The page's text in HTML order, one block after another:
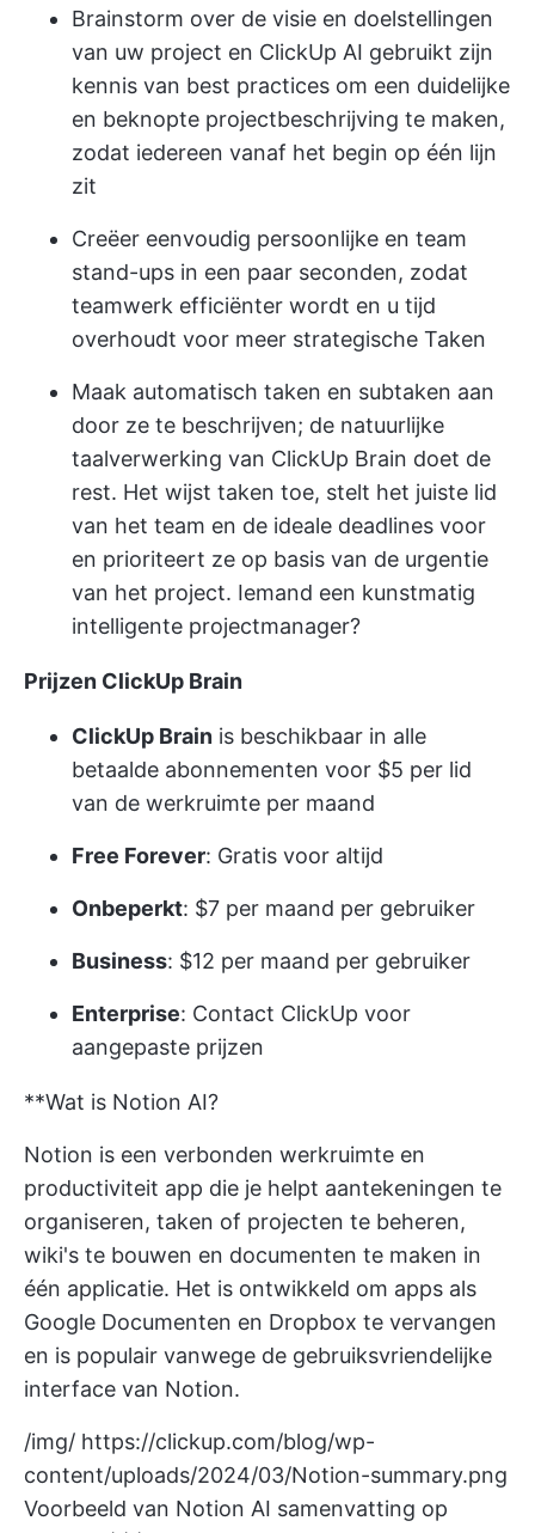
Brainstorm over de visie en doelstellingen
van uw project en ClickUp AI gebruikt zijn
kennis van best practices om een duidelijke
en beknopte projectbeschrijving te maken,
zodat iedereen vanaf het begin op één lijn
zit
Creëer eenvoudig persoonlijke en team
stand-ups in een paar seconden, zodat
teamwerk efficiënter wordt en u tijd
overhoudt voor meer strategische Taken
Maak automatisch taken en subtaken aan
door ze te beschrijven; de natuurlijke
taalverwerking van ClickUp Brain doet de
rest. Het wijst taken toe, stelt het juiste lid
van het team en de ideale deadlines voor
en prioriteert ze op basis van de urgentie
van het project. Iemand een kunstmatig
intelligente projectmanager?
Prijzen ClickUp Brain
ClickUp Brain is beschikbaar in alle
betaalde abonnementen voor $5 per lid
van de werkruimte per maand
Free Forever: Gratis voor altijd
Onbeperkt: $7 per maand per gebruiker
Business: $12 per maand per gebruiker
Enterprise: Contact ClickUp voor
aangepaste prijzen
**Wat is Notion AI?
Notion is een verbonden werkruimte en
productiviteit app die je helpt aantekeningen te
organiseren, taken of projecten te beheren,
wiki's te bouwen en documenten te maken in
één applicatie. Het is ontwikkeld om apps als
Google Documenten en Dropbox te vervangen
en is populair vanwege de gebruiksvriendelijke
interface van Notion.
/img/ https://clickup.com/blog/wp-
content/uploads/2024/03/Notion-summary.png
Voorbeeld van Notion AI samenvatting op